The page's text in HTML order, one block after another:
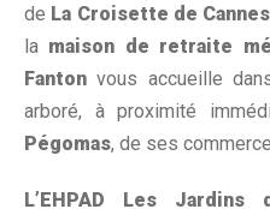
de La Croisette de
la maison de retraite
Fantonvous accueille
arboré, à proximité
Pégomas, de ses
L’EHPAD Les Jardins